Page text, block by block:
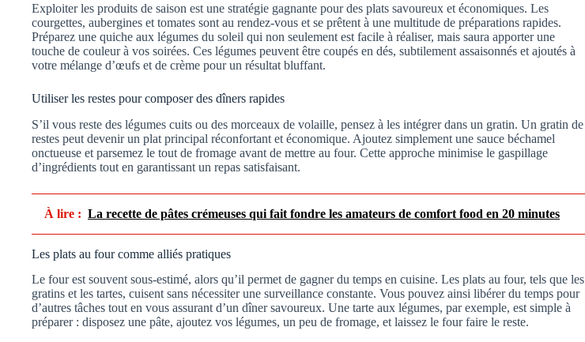
Exploiter les produits de saison est une stratégie gagnante pour des plats savoureux et économiques. Les
courgettes, aubergines et tomates sont au rendez-vous et se prêtent à une multitude de préparations rapides.
Préparez une quiche aux légumes du soleil qui non seulement est facile à réaliser, mais saura apporter une
touche de couleur à vos soirées. Ces légumes peuvent être coupés en dés, subtilement assaisonnés et ajoutés à
votre mélange d’œufs et de crème pour un résultat bluffant.
Utiliser les restes pour composer des dîners rapides
S’il vous reste des légumes cuits ou des morceaux de volaille, pensez à les intégrer dans un gratin. Un gratin de
restes peut devenir un plat principal réconfortant et économique. Ajoutez simplement une sauce béchamel
onctueuse et parsemez le tout de fromage avant de mettre au four. Cette approche minimise le gaspillage
d’ingrédients tout en garantissant un repas satisfaisant.
À lire : La recette de pâtes crémeuses qui fait fondre les amateurs de comfort food en 20 minutes
Les plats au four comme alliés pratiques
Le four est souvent sous-estimé, alors qu’il permet de gagner du temps en cuisine. Les plats au four, tels que les
gratins et les tartes, cuisent sans nécessiter une surveillance constante. Vous pouvez ainsi libérer du temps pour
d’autres tâches tout en vous assurant d’un dîner savoureux. Une tarte aux légumes, par exemple, est simple à
préparer : disposez une pâte, ajoutez vos légumes, un peu de fromage, et laissez le four faire le reste.